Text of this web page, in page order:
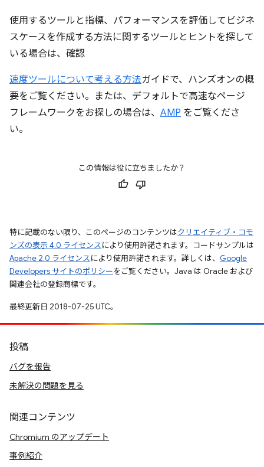
使用するツールと指標、パフォーマンスを評価してビジネ
スケースを作成する方法に関するツールとヒントを探して
いる場合は、確認
速度ツールについて考える方法ガイドで、ハンズオンの概
要をご覧ください。または、デフォルトで高速なページ
フレームワークをお探しの場合は、 AMP をご覧くださ
い。
この情報は役に立ちましたか？
特に記載のない限り、このページのコンテンツはクリエイティブ・コモ
ンズの表示 4.0 ライセンスにより使用許諾されます。コードサンプルは
Apache 2.0 ライセンスにより使用許諾されます。詳しくは、 Google
Developers サイトのポリシーをご覧ください。Java は Oracle および
関連会社の登録商標です。
最終更新日 2018-07-25 UTC。
投稿
バグを報告
未解決の問題を見る
関連コンテンツ
Chromium のアップデート
事例紹介